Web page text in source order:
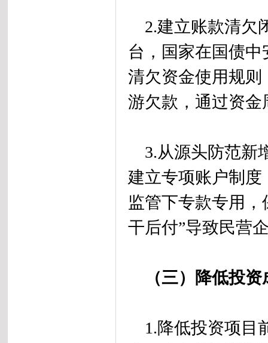
2.建立账款清欠
台，国家在国债
清欠资金使用规
游欠款，通过资
3.从源头防范新
建立专项账户制
监管下专款专用，
干后付”导致民营
（三）降低投资
1.降低投资项目